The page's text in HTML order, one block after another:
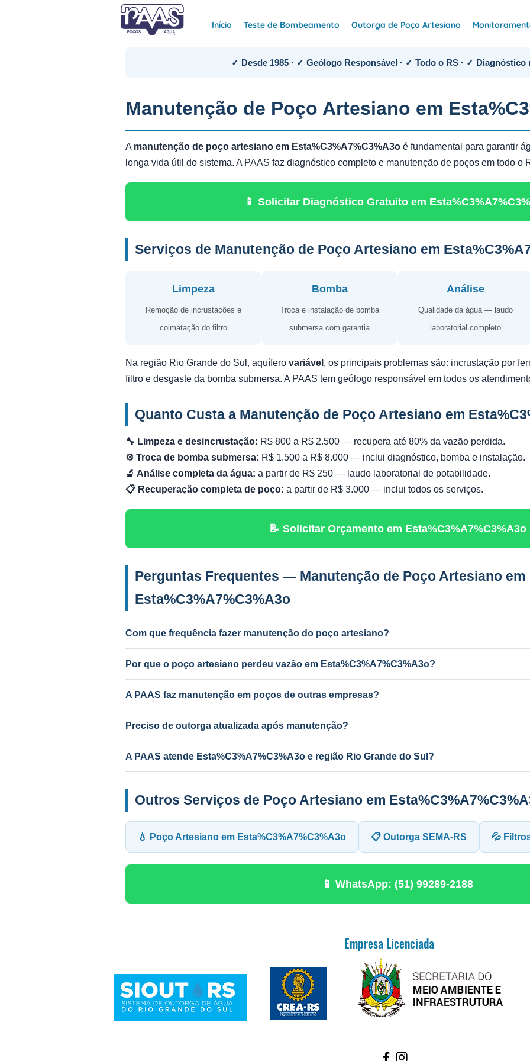
Início Teste de Bombeamento Outorga de Poço Artesiano
✓ Desde 1985 · ✓ Geólogo Responsável · ✓ Todo o RS · ✓ Diagnóstico
Manutenção de Poço Artesiano em
A manutenção de poço artesiano em Esta%C3%A7%C3%A3o é fundamental para garantir
longa vida útil do sistema. A PAAS faz diagnóstico completo e manutenção de poços em todo o
📱 Solicitar Diagnóstico Gratuito em
Serviços de Manutenção de Poço Artesiano em
Limpeza
Remoção de incrustações e
colmatação do filtro
Bomba
Troca e instalação de bomba
submersa com garantia
Análise
Qualidade da água — laudo
laboratorial completo
Na região Rio Grande do Sul, aquífero variável , os principais problemas são: incrustação por
filtro e desgaste da bomba submersa. A PAAS tem geólogo responsável em todos os
Quanto Custa a Manutenção de Poço Artesiano em
🔧 Limpeza e desincrustação: R$ 800 a R$ 2.500 — recupera até 80% da vazão perdida.
⚙️ Troca de bomba submersa: R$ 1.500 a R$ 8.000 — inclui diagnóstico, bomba e instalação.
🔬 Análise completa da água: a partir de R$ 250 — laudo laboratorial de potabilidade.
📋 Recuperação completa de poço: a partir de R$ 3.000 — inclui todos os serviços.
📝 Solicitar Orçamento em Esta%C3%A7%C3%A3o
Perguntas Frequentes — Manutenção de Poço Artesiano em
Esta%C3%A7%C3%A3o
Com que frequência fazer manutenção do poço artesiano?
Anual para uso intenso (agrícola/industrial) e a cada 2 anos para uso residencial. Poços antigos podem
Por que o poço artesiano perdeu vazão em Esta%C3%A7%C3%A3o?
Causas mais comuns: incrustação por ferro e manganês, colmatação do filtro, bomba desgastada ou
PAAS diagnostica e resolve.
A PAAS faz manutenção em poços de outras empresas?
Sim! A PAAS faz diagnóstico e manutenção de qualquer poço artesiano em Esta%C3%A7%C3%A3o,
Preciso de outorga atualizada após manutenção?
Depende do serviço. Troca de bomba com mudança de vazão pode exigir atualização no SEMA-RS. A
A PAAS atende Esta%C3%A7%C3%A3o e região Rio Grande do Sul?
Sim! Desde 1985, com geólogo responsável e equipe própria em todo o RS e MG.
Outros Serviços de Poço Artesiano em
💧 Poço Artesiano em Esta%C3%A7%C3%A3o 📋 Outorga SEMA-RS 💦
📱 WhatsApp: (51) 99289-2188
Empresa Licenciada